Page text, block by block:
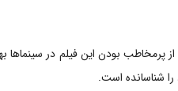
بودن این فیلم در سینماها